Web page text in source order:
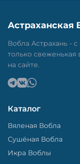
Астраханская
Вобла Астрахань -
только свеженькая
на сайте.
Каталог
Вяленая Вобла
Сушёная Вобла
Икра Воблы